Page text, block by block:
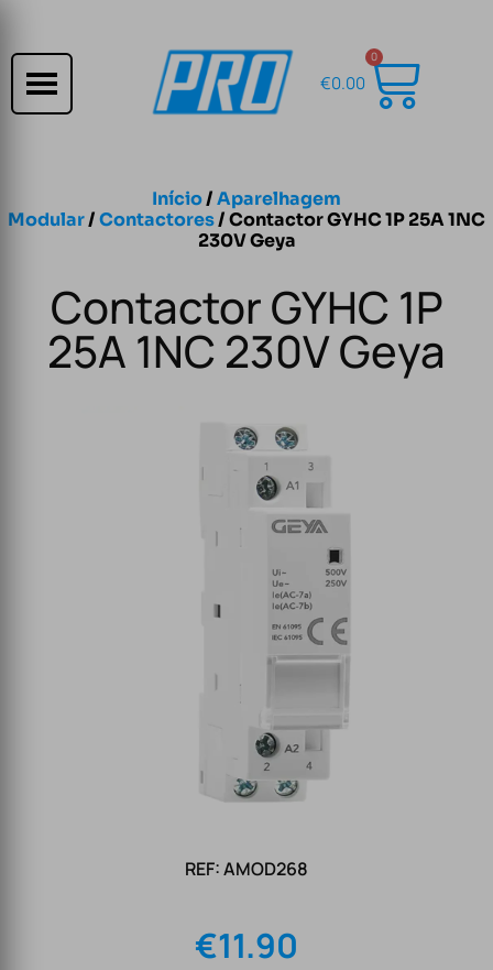
€0.00
0
Início/Aparelhagem
Modular/Contactores/ Contactor GYHC 1P 25A 1NC
230V Geya
Contactor GYHC 1P
25A 1NC 230V Geya
REF: AMOD268
€11.90